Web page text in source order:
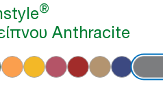
®
Anthracite